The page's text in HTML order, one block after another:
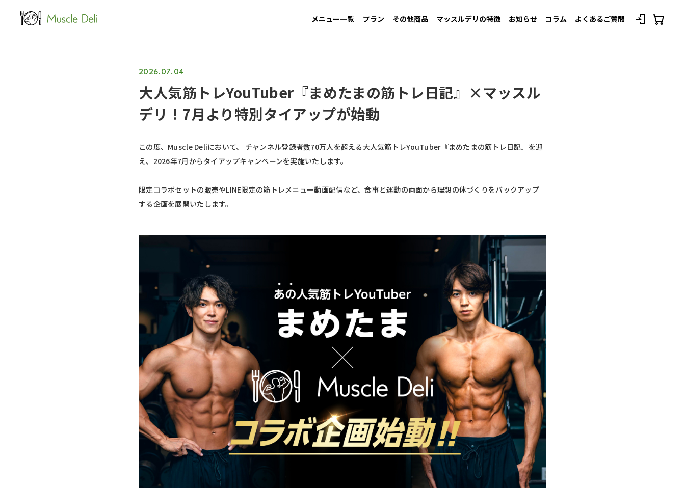
メニュー一覧 プラン その他商品 マッスルデリの特徴 お知らせ コラム よくあるご質問
2026.07.04
大人気筋トレYouTuber『まめたまの筋トレ日記』×マッスル
デリ！7月より特別タイアップが始動
この度、Muscle Deliにおいて、 チャンネル登録者数70万人を超える大人気筋トレYouTuber『まめたまの筋トレ日記』を迎
え、2026年7月からタイアップキャンペーンを実施いたします。
限定コラボセットの販売やLINE限定の筋トレメニュー動画配信など、食事と運動の両面から理想の体づくりをバックアップ
する企画を展開いたします。